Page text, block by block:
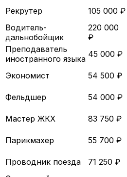
Рекрутер 105 000 ₽
Водитель-
дальнобойщик
220 000
₽
Преподаватель
иностранного языка 45 000 ₽
Экономист 54 500 ₽
Фельдшер
54 000 ₽
Мастер ЖКХ 83 750 ₽
Парикмахер 55 700 ₽
Проводник поезда 71 250 ₽